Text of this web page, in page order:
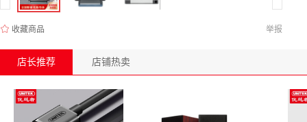
收藏商品 举报
店长推荐 店铺热卖